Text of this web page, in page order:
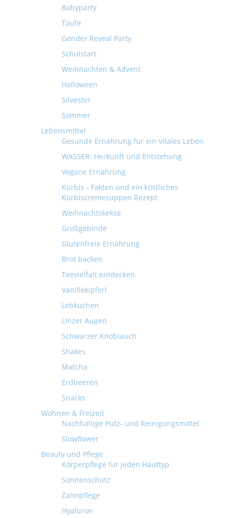
Babyparty
Taufe
Gender Reveal Party
Schulstart
Weihnachten & Advent
Halloween
Silvester
Sommer
Lebensmittel
Gesunde Ernährung für ein vitales Leben
WASSER: Herkunft und Entstehung
Vegane Ernährung
Kürbis - Fakten und ein köstliches
Kürbiscremesuppen Rezept
Weihnachtskekse
Großgebinde
Glutenfreie Ernährung
Brot backen
Teevielfalt entdecken
Vanillekipferl
Lebkuchen
Linzer Augen
Schwarzer Knoblauch
Shakes
Matcha
Erdbeeren
Snacks
Wohnen & Freizeit
Nachhaltige Putz- und Reinigungsmittel
Slowflower
Beauty und Pflege
Körperpflege für jeden Hauttyp
Sonnenschutz
Zahnpflege
Hyaluron